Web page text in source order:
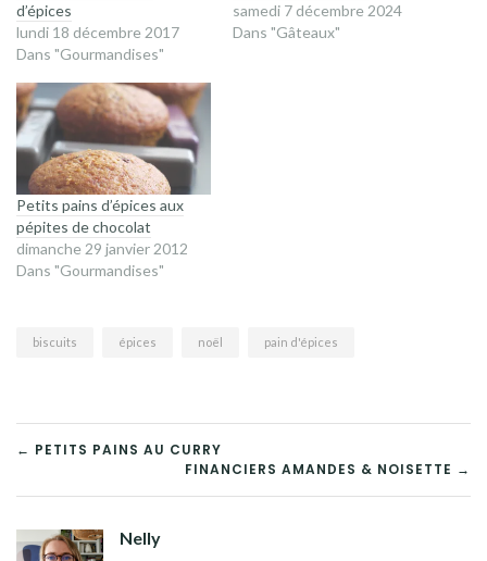
d’épices
lundi 18 décembre 2017
Dans "Gourmandises"
samedi 7 décembre 2024
Dans "Gâteaux"
Petits pains d’épices aux
pépites de chocolat
dimanche 29 janvier 2012
Dans "Gourmandises"
biscuits épices noël pain d'épices
NAVIGATION
DE
L’ARTICLE
← PETITS PAINS AU CURRY
FINANCIERS AMANDES & NOISETTE →
Nelly